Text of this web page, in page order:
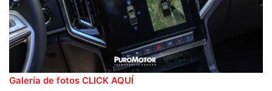
Galería de fotos CLICK AQUÍ